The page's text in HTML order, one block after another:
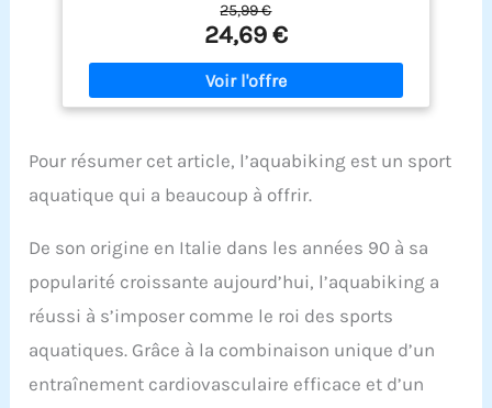
meilleure expérience de natation pendant votre
grossesse Design : Le maillot de bain maternité
présente un décolleté profond, des bretelles
réglables, un dos en U et une taille plissée,
mettant en valeur votre silhouette et sculptant
dégageant un charme romantique et envoûtant.
Pendant votre grossesse, vous pouvez également
paraître confiante et magnifique Coussinets
coussinets offrant un bon soutien, avec un design
Occasions : Ce maillot de bain est parfait pour la
plage, la natation, le bronzage, les vacances et les
séances de spa. Il peut également être utilisé
pour des séances photo de grossesse, créant une
apparence élégante sur la plage
25,99 €
24,69 €
Pour résumer cet article, l’aquabiking est un sport
aquatique qui a beaucoup à offrir.
De son origine en Italie dans les années 90 à sa
popularité croissante aujourd’hui, l’aquabiking a
réussi à s’imposer comme le roi des sports
aquatiques. Grâce à la combinaison unique d’un
entraînement cardiovasculaire efficace et d’un